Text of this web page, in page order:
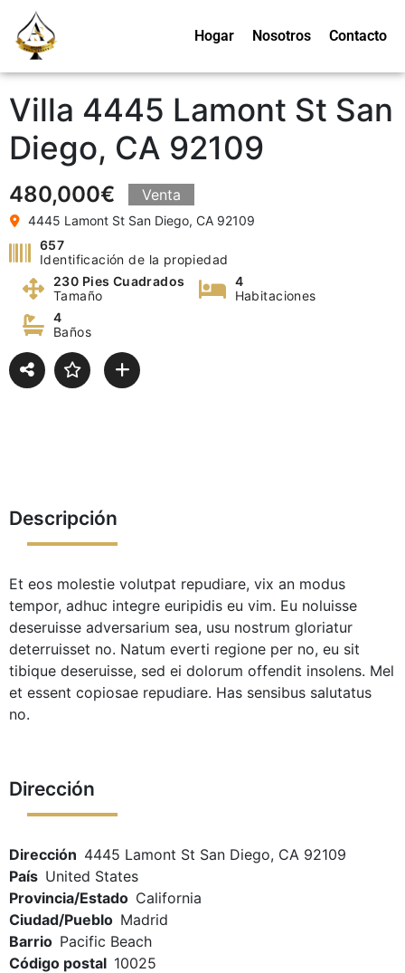
Hogar Nosotros Contacto
Villa 4445 Lamont St San
Diego, CA 92109
480,000€ Venta
4445 Lamont St San Diego, CA 92109
657
Identificación de la propiedad
230 Pies Cuadrados
Tamaño
4
Habitaciones
4
Baños
Descripción
Et eos molestie volutpat repudiare, vix an modus
tempor, adhuc integre euripidis eu vim. Eu noluisse
deseruisse adversarium sea, usu nostrum gloriatur
deterruisset no. Natum everti regione per no, eu sit
tibique deseruisse, sed ei dolorum offendit insolens. Mel
et essent copiosae repudiare. Has sensibus salutatus
no.
Dirección
Dirección 4445 Lamont St San Diego, CA 92109
País United States
Provincia/Estado California
Ciudad/Pueblo Madrid
Barrio Pacific Beach
Código postal 10025